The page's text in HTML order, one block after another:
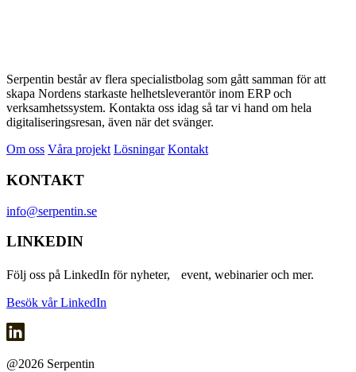
Serpentin består av flera specialistbolag som gått samman för att
skapa Nordens starkaste helhetsleverantör inom ERP och
verksamhetssystem. Kontakta oss idag så tar vi hand om hela
digitaliseringsresan, även när det svänger.
Om oss Våra projekt Lösningar Kontakt
KONTAKT
info@serpentin.se
LINKEDIN
Följ oss på LinkedIn för nyheter, event, webinarier och mer.
Besök vår LinkedIn
@2026 Serpentin